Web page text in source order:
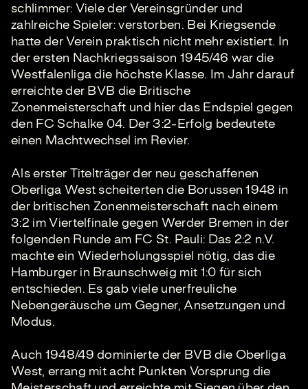
schlimmer: Viele der Vereinsgründer und
zahlreiche Spieler: verstorben. Bei Kriegsende
hatte der Verein praktisch nicht mehr existiert. In
der ersten Nachkriegssaison 1945/46 war die
Westfalenliga die höchste Klasse. Im Jahr darauf
erreichte der BVB die Britische
Zonenmeisterschaft und hier das Endspiel gegen
den FC Schalke 04. Der 3:2-Erfolg bedeutete
einen Machtwechsel im Revier.
Als erster Titelträger der neu geschaffenen
Oberliga West scheiterten die Borussen 1948 in
der britischen Zonenmeisterschaft nach einem
3:2 im Viertelfinale gegen Werder Bremen in der
folgenden Runde am FC St. Pauli: Das 2:2 n.V.
machte ein Wiederholungsspiel nötig, das die
Hamburger in Braunschweig mit 1:0 für sich
entschieden. Es gab viele unerfreuliche
Nebengeräusche um Gegner, Ansetzungen und
Modus.
Auch 1948/49 dominierte der BVB die Oberliga
West, errang mit acht Punkten Vorsprung die